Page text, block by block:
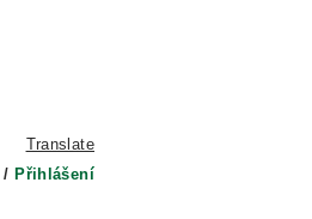
Translate
/ Přihlášení